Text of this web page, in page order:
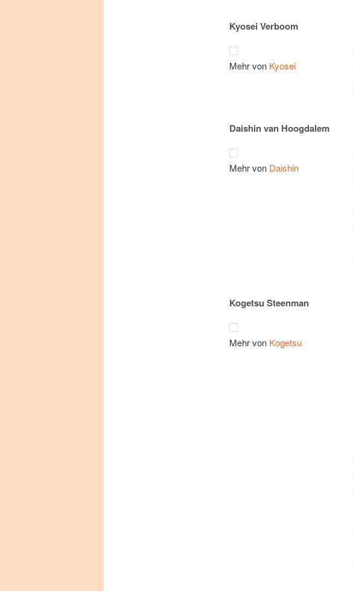
Kyosei Verboom
Mehr von Kyos­ei
Daishin van Hoogdalem
Mehr von Dais­hin
Kogetsu Steenman
Mehr von Ko­getsu